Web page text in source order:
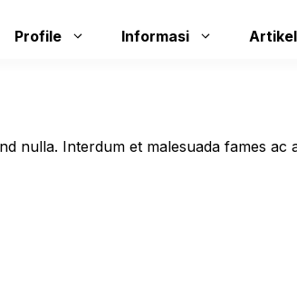
Profile Informasi Artikel
nulla. Interdum et malesuada fames ac